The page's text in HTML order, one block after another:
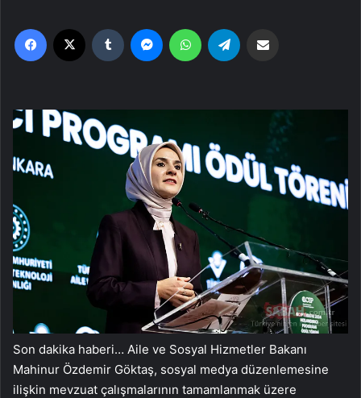
Facebook Tumblr MessengerWhatsApp
Son dakika haberi… Aile ve Sosyal Hizmetler Bakanı
Mahinur Özdemir Göktaş, sosyal medya düzenlemesine
ilişkin mevzuat çalışmalarının tamamlanmak üzere